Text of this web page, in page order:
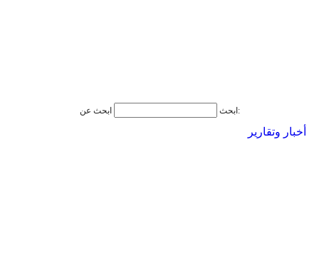
ابحث ابحث عن:
أخبار وتقارير